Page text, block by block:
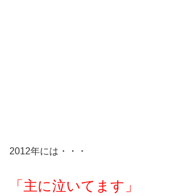
2012年には・・・
「主に泣いてます」